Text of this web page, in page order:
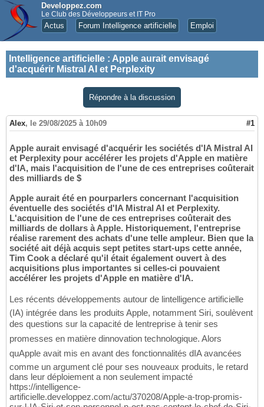
Developpez.com
Le Club des Développeurs et IT Pro
Actus Forum Intelligence artificielle Emploi
Intelligence artificielle : Apple aurait envisagé
d'acquérir Mistral AI et Perplexity
Répondre à la discussion
Alex, le 29/08/2025 à 10h09 #1
Apple aurait envisagé d'acquérir les sociétés d'IA Mistral AI
et Perplexity pour accélérer les projets d'Apple en matière
d'IA, mais l'acquisition de l'une de ces entreprises coûterait
des milliards de $
Apple aurait été en pourparlers concernant l'acquisition
éventuelle des sociétés d'IA Mistral AI et Perplexity.
L'acquisition de l'une de ces entreprises coûterait des
milliards de dollars à Apple. Historiquement, l'entreprise
réalise rarement des achats d'une telle ampleur. Bien que la
société ait déjà acquis sept petites start-ups cette année,
Tim Cook a déclaré qu'il était également ouvert à des
acquisitions plus importantes si celles-ci pouvaient
accélérer les projets d'Apple en matière d'IA.
Les récents développements autour de lintelligence artificielle
(IA) intégrée dans les produits Apple, notamment Siri, soulèvent
des questions sur la capacité de lentreprise à tenir ses
promesses en matière dinnovation technologique. Alors
quApple avait mis en avant des fonctionnalités dIA avancées
comme un argument clé pour ses nouveaux produits, le retard
dans leur déploiement a non seulement impacté
https://intelligence-
artificielle.developpez.com/actu/370208/Apple-a-trop-promis-